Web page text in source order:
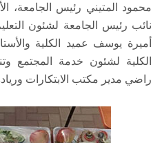
محمود المتيني رئيس الجامعة،
نائب رئيس الجامعة لشئون
أميرة يوسف عميد الكلية
الكلية لشئون خدمة المجتمع
راضي مدير مكتب الابتكارات